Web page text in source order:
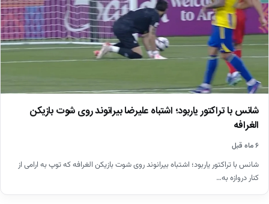
شانس با تراکتور یاربود؛ اشتباه علیرضا بیرانوند روی شوت بازیکن
الغرافه
۶ ماه قبل
شانس با تراکتور یاربود؛ اشتباه بیرانوند روی شوت بازیکن الغرافه که توپ به ارامی از
کنار دروازه به…